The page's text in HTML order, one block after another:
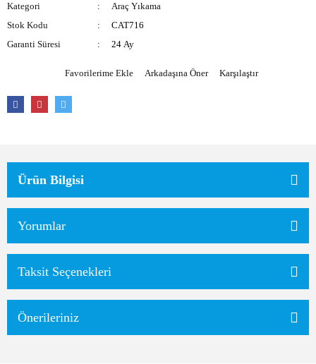
Kategori
Araç Yıkama
Stok Kodu
CAT716
Garanti Süresi
24 Ay
Arkadaşına Öner Karşılaştır
Ürün Bilgisi
Yorumlar
Taksit Seçenekleri
Önerileriniz